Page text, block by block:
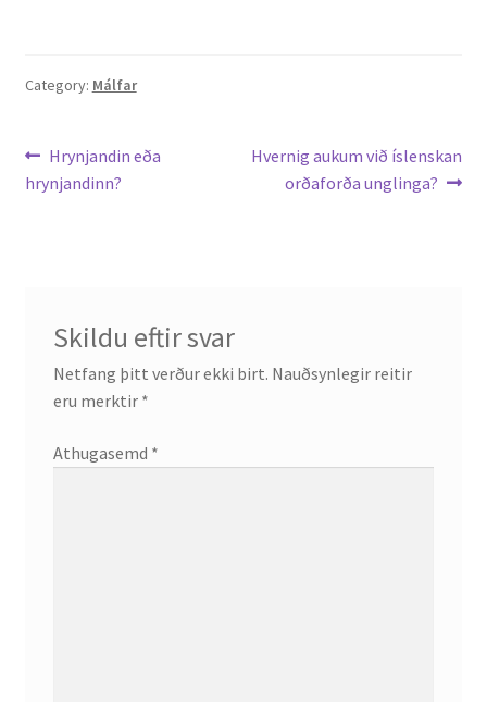
CV
Teaching
Category: Málfar
Leiðarkerfi
færslu
Previous
post:
Hrynjandin eða
hrynjandinn?
Next
post:
Hvernig aukum við íslenskan
orðaforða unglinga?
Skildu eftir svar
Netfang þitt verður ekki birt. Nauðsynlegir reitir
eru merktir *
Athugasemd *